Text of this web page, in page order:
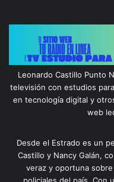
Leonardo Castillo Punto
televisión con estudios
en tecnología digital y
web
Desde el Estrado es un
Castillo y Nancy Galán,
veraz y oportuna